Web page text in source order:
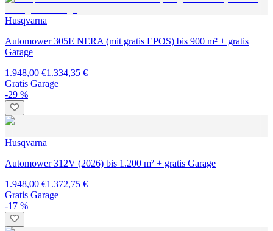
Husqvarna
Automower 305E NERA (mit gratis EPOS) bis 900 m² + gratis
Garage
1.948,00 €1.334,35 €
Gratis Garage
-29 %
Husqvarna
Automower 312V (2026) bis 1.200 m² + gratis Garage
1.948,00 €1.372,75 €
Gratis Garage
-17 %